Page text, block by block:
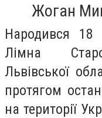
Жоган
Народився
Лімна
Львівської
протягом
на території